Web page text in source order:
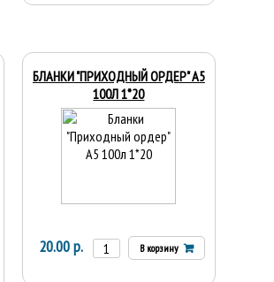
БЛАНКИ "ПРИХОДНЫЙ ОРДЕР" А5
100Л 1*20
20.00 р. В корзину